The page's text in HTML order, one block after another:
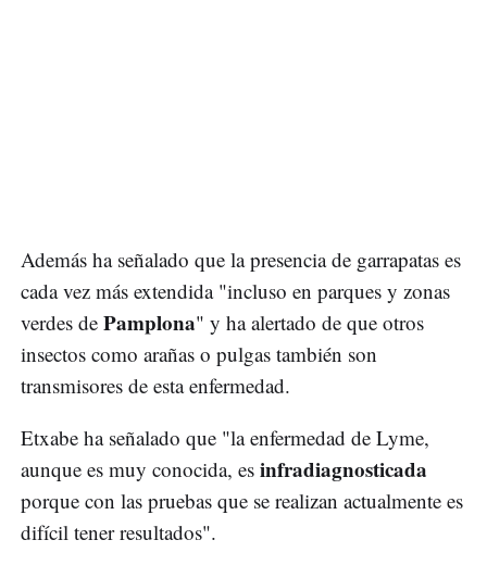
Además ha señalado que la presencia de garrapatas es
cada vez más extendida "incluso en parques y zonas
verdes de Pamplona" y ha alertado de que otros
insectos como arañas o pulgas también son
transmisores de esta enfermedad.
Etxabe ha señalado que "la enfermedad de Lyme,
aunque es muy conocida, es infradiagnosticada
porque con las pruebas que se realizan actualmente es
difícil tener resultados".